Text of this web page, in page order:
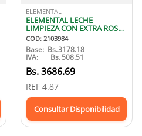
ELEMENTAL
ELEMENTAL LECHE
LIMPIEZA CON EXTRA ROSAS
250 ML
COD: 2103984
Base: Bs.3178.18
IVA: Bs.508.51
Bs.3686.69
REF 4.87
Consultar Disponibilidad